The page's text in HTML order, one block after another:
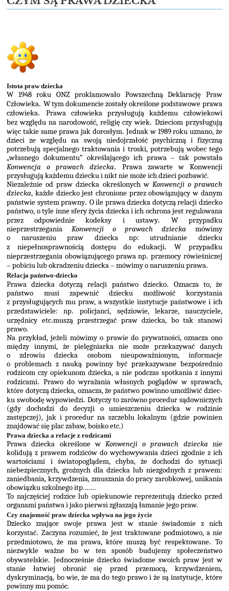
Istota praw dziecka
W 1948 roku ONZ proklamowało Powszechną Deklarację Praw
Człowieka. W tym dokumen­cie zostały określone podstawowe prawa
człowieka. Prawa człowieka przysługują każdemu człowiekowi
bez względu na narodowość, religię czy wiek. Dzieciom przysługują
więc takie same prawa jak dorosłym.Jednak w 1989 roku uznano, że
dzieci ze względu na swoją niedoj­rzałość psychiczną i fizyczną
potrzebują specjalnego traktowania i troski, potrzebują wobec tego
„własnego dokumentu” określającego ich prawa – tak powstała
Konwencja o prawach dziecka. Prawa zawarte w Konwencji
przysługują każdemu dziecku i nikt nie może ich dzieci pozbawić.
Niezależnie od praw dziecka określonych w Konwencji o prawach
dziecka, każde dziecko jest chronione przez obowiązujący w danym
państwie system prawny. O ile prawa dziecka doty­czą relacji dziecko
państwo, o tyle inne sfery życia dziecka i ich ochrona jest regulowana
przez odpowiednie kodeksy i ustawy. W przypadku
nieprzestrzegania Konwencji o prawach dziecka mówimy
o naruszeniu praw dziecka np: utrudnianie dziecku
z niepełnosprawnością dostępu do edukacji.W przypadku
nieprzestrzegania obowiązującego prawa np.przemocy rówieśni­czej
– pobiciu lub okradzeniu dziecka – mówimy o naruszeniu prawa.
Relacja państwo-dziecko
Prawa dziecka dotyczą relacji państwo dziecko. Oznacza to, że
państwo musi zapewnić dziec­ku możliwość korzystania
z przysługujących mu praw, a wszystkie instytucje państwowe i ich
przedstawiciele: np.policjanci, sędziowie, lekarze, nauczyciele,
urzędnicy etc.muszą prze­strzegać praw dziecka, bo tak stanowi
prawo.
Na przykład, jeżeli mówimy o prawie do prywatności, oznacza ono
między innymi, że pielę­gniarka nie może przekazywać danych
o zdrowiu dziecka osobom nieupoważnionym, infor­macje
o problemach z nauką powinny być przekazywane bezpośrednio
rodzicom czy opie­kunom dziecka, a nie podczas spotkania z innymi
rodzicami.Prawo do wyrażania własnych poglądów w sprawach,
które dotyczą dziecka, oznacza, że państwo powinno umożliwić dziec­
ku swobodę wypowiedzi. Dotyczy to zarówno procedur sądowniczych
(gdy dochodzi do decy­zji o umieszczeniu dziecka w rodzinie
zastępczej), jak i procedur na szczeblu lokalnym (gdzie powinien
znajdować się plac zabaw, boisko etc.)
Prawa dziecka a relacje z rodzicami
Prawa dziecka określone w Konwencji o prawach dziecka nie
kolidują z prawem rodziców do wychowywania dzieci zgodnie z ich
wartościami i światopoglądem, chyba, że dochodzi do sy­tuacji
niebezpiecznych, groźnych dla dziecka lub niezgodnych z prawem:
zaniedbania, krzyw­dzenia, zmuszania do pracy zarobkowej, unikania
obowiązku szkolnego itp.……
To najczęściej rodzice lub opiekunowie reprezentują dziecko przed
organami państwa i jako pierwsi zgłaszają łamanie jego praw.
Czy znajomość praw dziecka wpływa na jego życie
Dziecko znające swoje prawa jest w stanie świadomie z nich
korzystać.Zaczyna rozumieć, że jest traktowane podmiotowo, a nie
przedmiotowo, że ma prawa, które muszą być respek­towane. To
niezwykle ważne bo w ten sposób budujemy społeczeństwo
obywatelskie.Jed­nocześnie dziecko świadome swoich praw jest w
stanie łatwiej obronić się przed przemocą, krzywdzeniem,
dyskryminacją, bo wie, że ma do tego prawo i że są instytucje, które
powinny mu pomóc.